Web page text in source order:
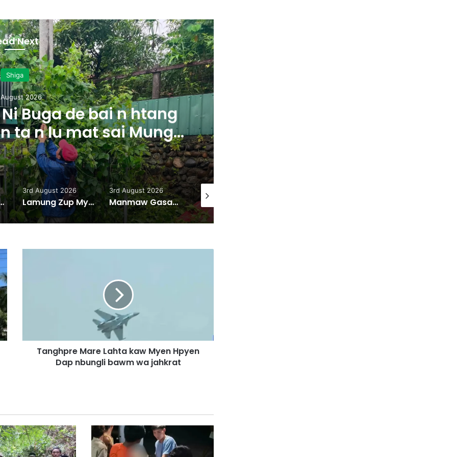
Next
Shiga
2026
Buga de bai n htang
ta n lu mat sai Mung
garum ningtum
ra taw nga
Bai Hkrum
3rd August 2026
Lamung Zup Myen Hpyen Shagyit kaw Mung Shawa marai 5 hpe Hkap Rim Woi Da
3rd August 2026
Manmaw Gasat Majan Bai Gan Zim Taw Sai
31st July 2026
M
t
a
k
a
Tanghpre Mare Lahta kaw Myen Hpyen
Dap nbungli bawm wa jahkrat